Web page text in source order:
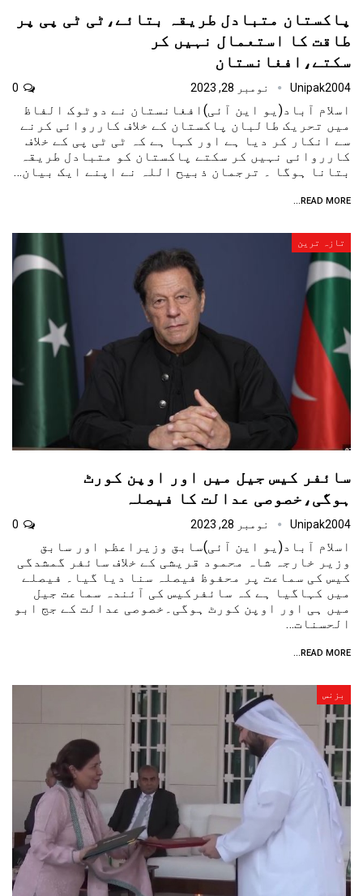
پاکستان متبادل طریقہ بتائے،ٹی ٹی پی پر
طاقت کا استعمال نہیں کر
سکتے،افغانستان
Unipak2004 نومبر 28, 2023
اسلام آباد(یو این آئی)افغانستان نے دوٹوک الفاظ
میں تحریک طالبان پاکستان کے خلاف کارروائی کرنے
سے انکار کر دیا ہے اور کہا ہے کہ ٹی ٹی پی کے خلاف
کارروائی نہیں کر سکتے پاکستان کو متبادل طریقہ
بتانا ہوگا ۔ ترجمان ذبیح اللہ نے اپنے ایک بیان…
READ MORE...
تازہ ترین
سائفر کیس جیل میں اور اوپن کورٹ
ہوگی،خصوصی عدالت کا فیصلہ
Unipak2004 نومبر 28, 2023
اسلام آباد(یو این آئی)سابق وزیراعظم اور سابق
وزیر خارجہ شاہ محمود قریشی کے خلاف سائفر گمشدگی
کیس کی سماعت پر محفوظ فیصلہ سنا دیا گیا۔ فیصلے
میں کہاگیا ہے کہ سائفرکیس کی آئندہ سماعت جیل
میں ہی اور اوپن کورٹ ہوگی۔خصوصی عدالت کے جج ابو
الحسنات…
READ MORE...
بزنس